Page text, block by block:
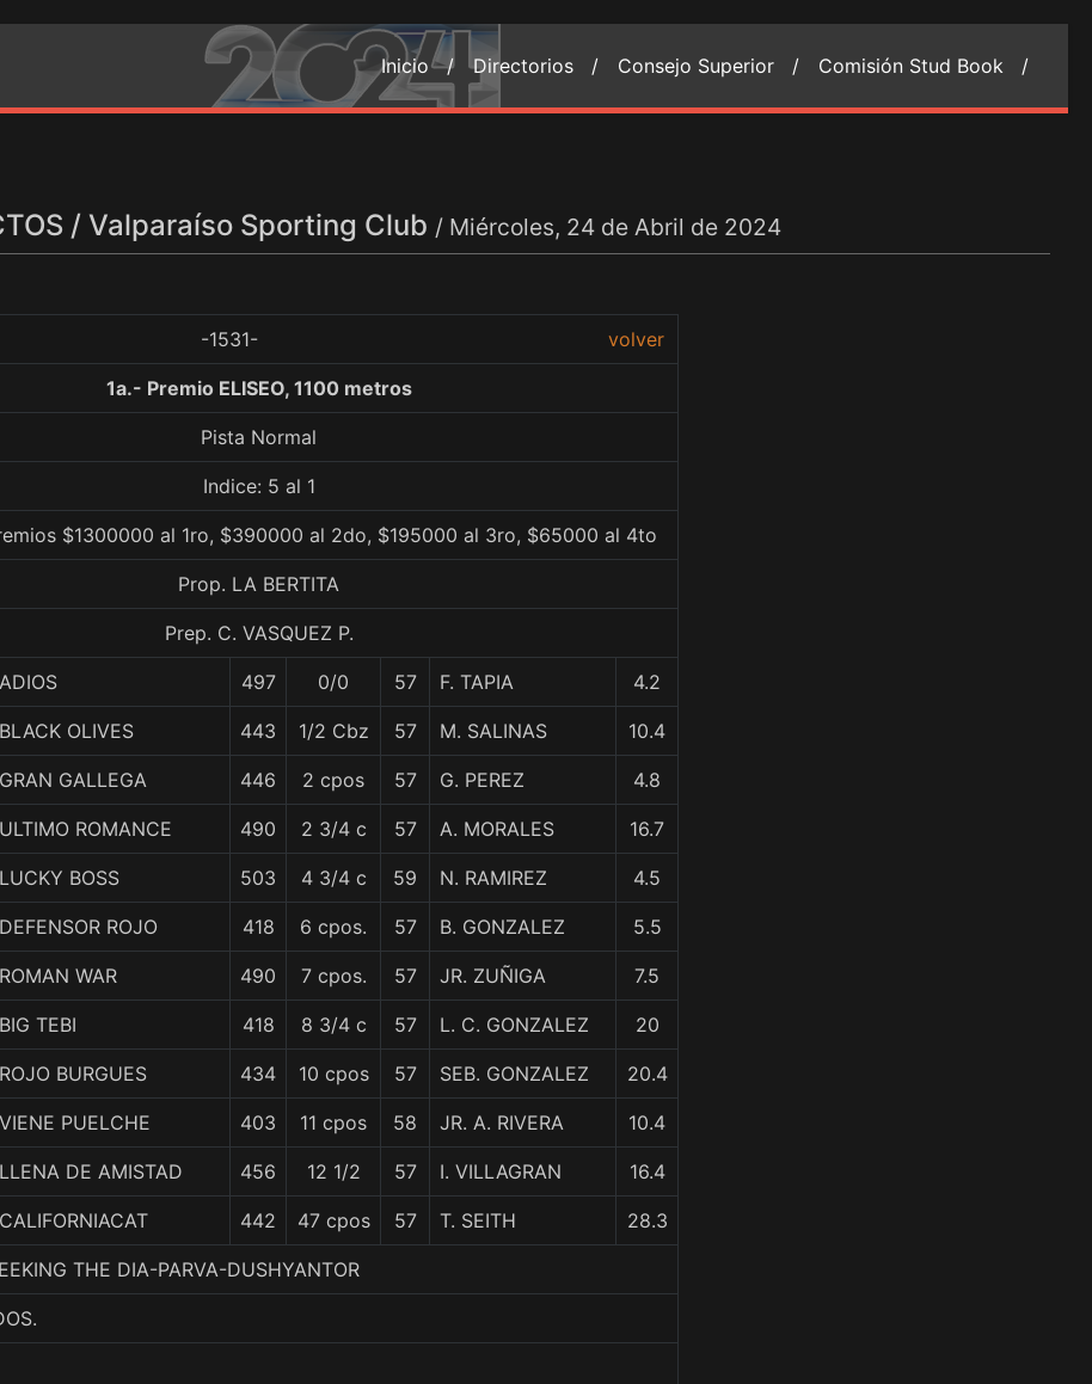
Inicio / Directorios / Consejo Superior / Comisión Stud Book /
/ Valparaíso Sporting Club / Miércoles, 24 de Abril de 2024
-1531- volver
1a.- Premio ELISEO, 1100 metros
Pista Normal
Indice: 5 al 1
$1300000 al 1ro, $390000 al 2do, $195000 al 3ro, $65000 al 4to
Prop. LA BERTITA
Prep. C. VASQUEZ P.
ADIOS 497 0/0 57 F. TAPIA 4.2
BLACK OLIVES 443 1/2 Cbz 57 M. SALINAS 10.4
GRAN GALLEGA 446 2 cpos 57 G. PEREZ 4.8
ULTIMO ROMANCE 490 2 3/4 c 57 A. MORALES 16.7
LUCKY BOSS 503 4 3/4 c 59 N. RAMIREZ 4.5
DEFENSOR ROJO 418 6 cpos. 57 B. GONZALEZ 5.5
ROMAN WAR 490 7 cpos. 57 JR. ZUÑIGA 7.5
BIG TEBI 418 8 3/4 c 57 L. C. GONZALEZ 20
ROJO BURGUES 434 10 cpos 57 SEB. GONZALEZ 20.4
VIENE PUELCHE 403 11 cpos 58 JR. A. RIVERA 10.4
LLENA DE AMISTAD 456 12 1/2 57 I. VILLAGRAN 16.4
CALIFORNIACAT 442 47 cpos 57 T. SEITH 28.3
THE DIA-PARVA-DUSHYANTOR